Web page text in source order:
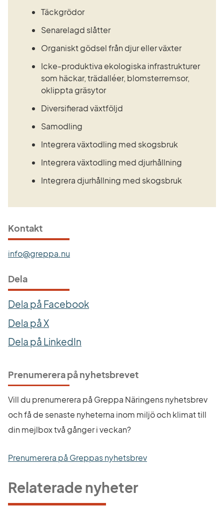
Täckgrödor
Senarelagd slåtter
Organiskt gödsel från djur eller växter
Icke-produktiva ekologiska infrastrukturer
som häckar, trädalléer, blomsterremsor,
oklippta gräsytor
Diversifierad växtföljd
Samodling
Integrera växtodling med skogsbruk
Integrera växtodling med djurhållning
Integrera djurhållning med skogsbruk
Kontakt
info@greppa.nu
Dela
Dela på Facebook
Dela på X
Dela på LinkedIn
Prenumerera på nyhetsbrevet
Vill du prenumerera på Greppa Näringens nyhetsbrev
och få de senaste nyheterna inom miljö och klimat till
din mejlbox två gånger i veckan?
Prenumerera på Greppas nyhetsbrev
Relaterade nyheter